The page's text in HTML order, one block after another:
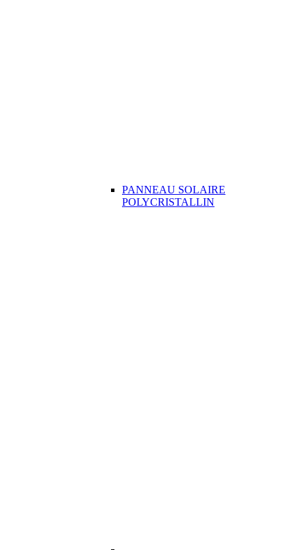
PANNEAU SOLAIRE
POLYCRISTALLIN